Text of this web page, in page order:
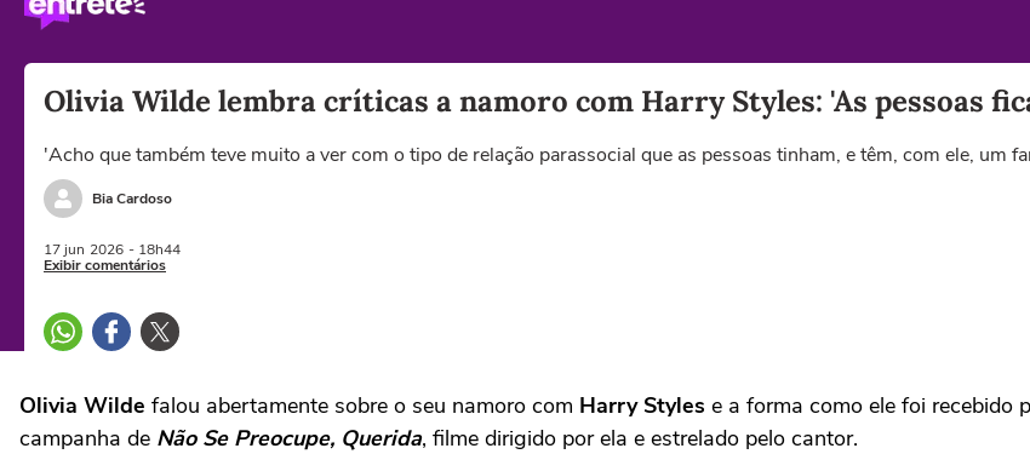
Olivia Wilde lembra críticas a namoro com Harry Styles: 'As pessoas
'Acho que também teve muito a ver com o tipo de relação parassocial que as pessoas tinham, e têm, com ele, um
Bia Cardoso
17 jun 2026 - 18h44
Exibir comentários
Olivia Wilde falou abertamente sobre o seu namoro com Harry Styles e a forma como ele foi recebido
campanha de Não Se Preocupe, Querida, filme dirigido por ela e estrelado pelo cantor.